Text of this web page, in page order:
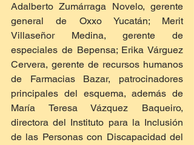
Adalberto Zumárraga Novelo, gerente
general de Oxxo Yucatán; Merit
Villaseñor Medina, gerente de
especiales de Bepensa; Erika Várguez
Cervera, gerente de recursos humanos
de Farmacias Bazar, patrocinadores
principales del esquema, además de
María Teresa Vázquez Baqueiro,
directora del Instituto para la Inclusión
de las Personas con Discapacidad del